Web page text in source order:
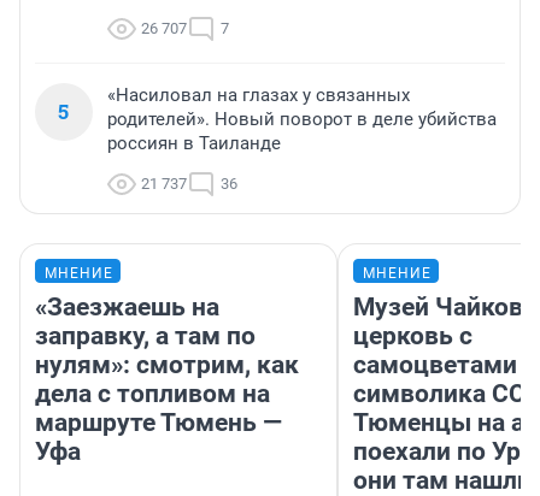
26 707 7
5
«Насиловал на глазах у связанных
родителей». Новый поворот в деле убийства
россиян в Таиланде
21 737 36
МНЕНИЕ
«Заезжаешь на
заправку, а там по
нулям»: смотрим, как
дела с топливом на
маршруте Тюмень —
Уфа
МНЕНИЕ
Музей
церковь с
самоцветами
символика
Тюменцы на
поехали по
они там нашли